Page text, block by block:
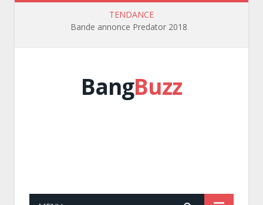
TENDANCE
Bande annonce Predator 2018
BangBuzz